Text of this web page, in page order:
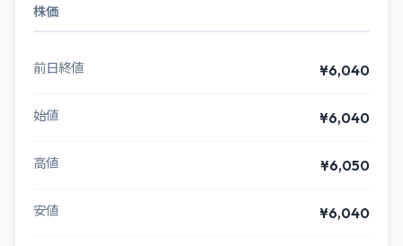
株価
前日終値 ¥6,040
始値 ¥6,040
高値 ¥6,050
安値 ¥6,040